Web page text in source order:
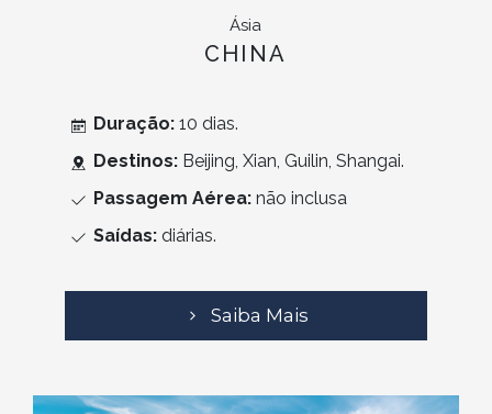
Ásia
CHINA
Duração:10 dias.
Destinos: Beijing, Xian, Guilin, Shangai.
Passagem Aérea:não inclusa
Saídas:diárias.
Saiba Mais